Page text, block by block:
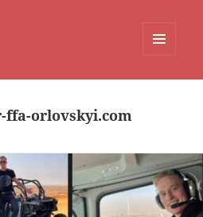
ffa-orlovskyi.com